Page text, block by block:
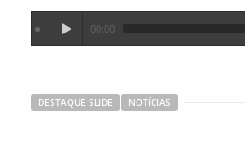
00:00
DESTAQUE SLIDE NOTÍCIAS